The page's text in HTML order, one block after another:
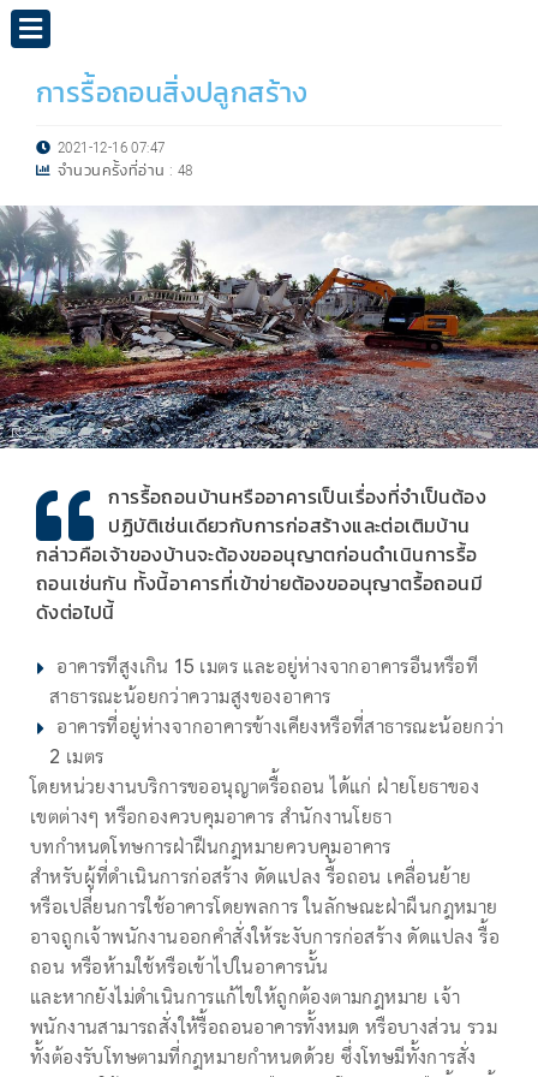
การรื้อถอนสิ่งปลูกสร้าง
2021-12-16 07:47
จำนวนครั้งที่อ่าน : 48
การรื้อถอนบ้านหรืออาคารเป็นเรื่องที่จำเป็นต้อง
ปฏิบัติเช่นเดียวกับการก่อสร้างและต่อเติมบ้าน
กล่าวคือเจ้าของบ้านจะต้องขออนุญาตก่อนดำเนินการรื้อ
ถอนเช่นกัน ทั้งนี้อาคารที่เข้าข่ายต้องขออนุญาตรื้อถอนมี
ดังต่อไปนี้
อาคารที่สูงเกิน 15 เมตร และอยู่ห่างจากอาคารอื่นหรือที่
สาธารณะน้อยกว่าความสูงของอาคาร
อาคารที่อยู่ห่างจากอาคารข้างเคียงหรือที่สาธารณะน้อยกว่า
2 เมตร
โดยหน่วยงานบริการขออนุญาตรื้อถอน ได้แก่ ฝ่ายโยธาของ
เขตต่างๆ หรือกองควบคุมอาคาร สำนักงานโยธา
บทกำหนดโทษการฝ่าฝืนกฎหมายควบคุมอาคาร
สำหรับผู้ที่ดำเนินการก่อสร้าง ดัดแปลง รื้อถอน เคลื่อนย้าย
หรือเปลี่ยนการใช้อาคารโดยพลการ ในลักษณะฝ่าผืนกฎหมาย
อาจถูกเจ้าพนักงานออกคำสั่งให้ระงับการก่อสร้าง ดัดแปลง รื้อ
ถอน หรือห้ามใช้หรือเข้าไปในอาคารนั้น
และหากยังไม่ดำเนินการแก้ไขให้ถูกต้องตามกฎหมาย เจ้า
พนักงานสามารถสั่งให้รื้อถอนอาคารทั้งหมด หรือบางส่วน รวม
ทั้งต้องรับโทษตามที่กฎหมายกำหนดด้วย ซึ่งโทษมีทั้งการสั่ง